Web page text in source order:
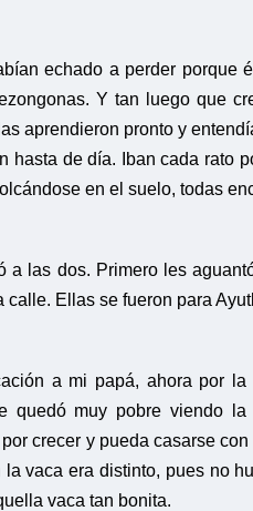
echado a perder porque
Y tan luego que
aprendieron pronto y
hasta de día. Iban cada rato
en el suelo, todas
a las dos. Primero les
calle. Ellas se fueron para
a mi papá, ahora por
quedó muy pobre viendo
crecer y pueda casarse
vaca era distinto, pues no
vaca tan bonita.